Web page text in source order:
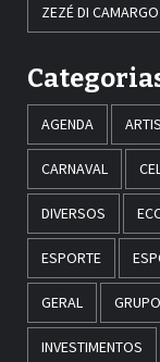
ZEZÉ DI
AGENDA
CARNAVAL
DIVERSOS
ESPORTE
GERAL
INVESTIMENTOS